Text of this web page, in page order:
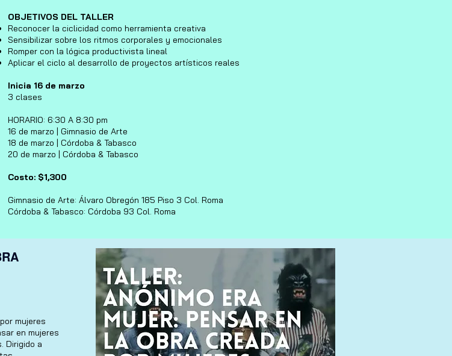
OBJETIVOS DEL TALLER
Reconocer la ciclicidad como herramienta creativa
Sensibilizar sobre los ritmos corporales y emocionales
Romper con la lógica productivista lineal
Aplicar el ciclo al desarrollo de proyectos artísticos reales
Inicia 16 de marzo
3 clases
HORARIO: 6:30 A 8:30 pm
16 de marzo | Gimnasio de Arte
18 de marzo | Córdoba & Tabasco
20 de marzo | Córdoba & Tabasco
Costo: $1,300
Gimnasio de Arte: Álvaro Obregón 185 Piso 3 Col. Roma
Córdoba & Tabasco: Córdoba 93 Col. Roma
mujeres
en mujeres
Dirigido a